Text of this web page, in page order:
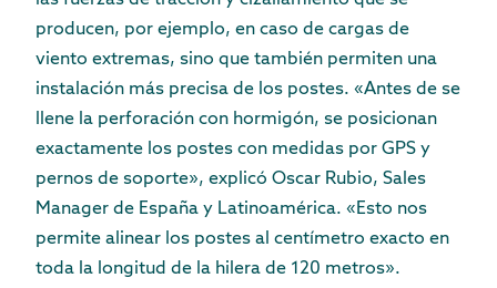
producen, por ejemplo, en caso de cargas de
viento extremas, sino que también permiten una
instalación más precisa de los postes. «Antes de se
llene la perforación con hormigón, se posicionan
exactamente los postes con medidas por GPS y
pernos de soporte», explicó Oscar Rubio, Sales
Manager de España y Latinoamérica. «Esto nos
permite alinear los postes al centímetro exacto en
toda la longitud de la hilera de 120 metros».